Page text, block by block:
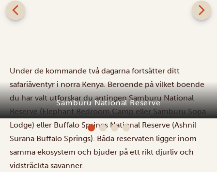
Samburu National Reserve
Under de kommande två dagarna fortsätter ditt
safariäventyr i norra Kenya. Beroende på vilket boende
du har valt utforskar du antingen Samburu National
Reserve (Elephant Bedroom Camp eller Samburu Sopa
Lodge) eller Buffalo Springs National Reserve (Ashnil
Surana Buffalo Springs). Båda reservaten ligger inom
samma ekosystem och bjuder på ett rikt djurliv och
vidsträckta savanner.